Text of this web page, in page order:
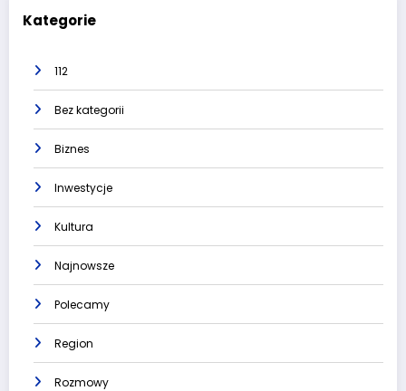
Kategorie
112
Bez kategorii
Biznes
Inwestycje
Kultura
Najnowsze
Polecamy
Region
Rozmowy